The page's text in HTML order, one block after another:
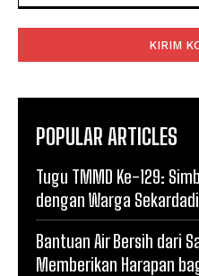
POPULAR ARTICLES
Tugu TMMD Ke-129:
dengan Warga Sekardadi
Bantuan Air Bersih dari
Memberikan Harapan